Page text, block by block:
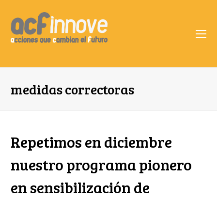
medidas correctoras
Repetimos en diciembre
nuestro programa pionero
en sensibilización de